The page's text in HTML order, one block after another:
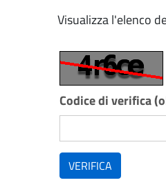
Visualizza l'elenco
Codice di verifica
VERIFICA